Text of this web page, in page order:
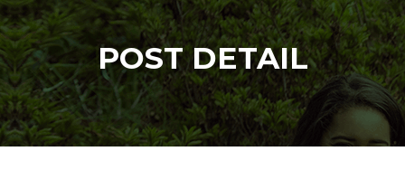
POST DETAIL